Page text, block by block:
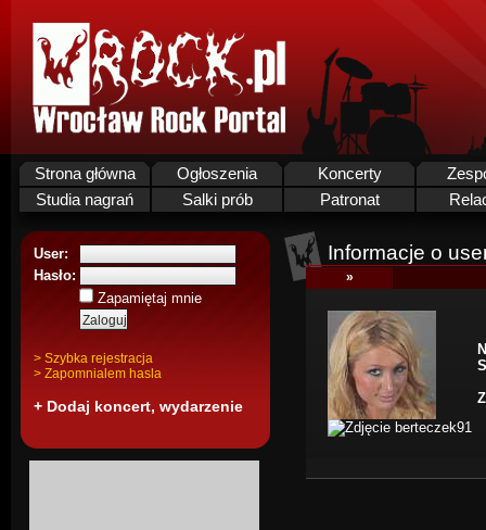
Strona główna Ogłoszenia Koncerty
Studia nagrań
Salki prób Patronat
User:
Hasło:
Zapamiętaj mnie
> Szybka rejestracja
> Zapomnialem hasla
+ Dodaj koncert, wydarzenie
Informacje o
»